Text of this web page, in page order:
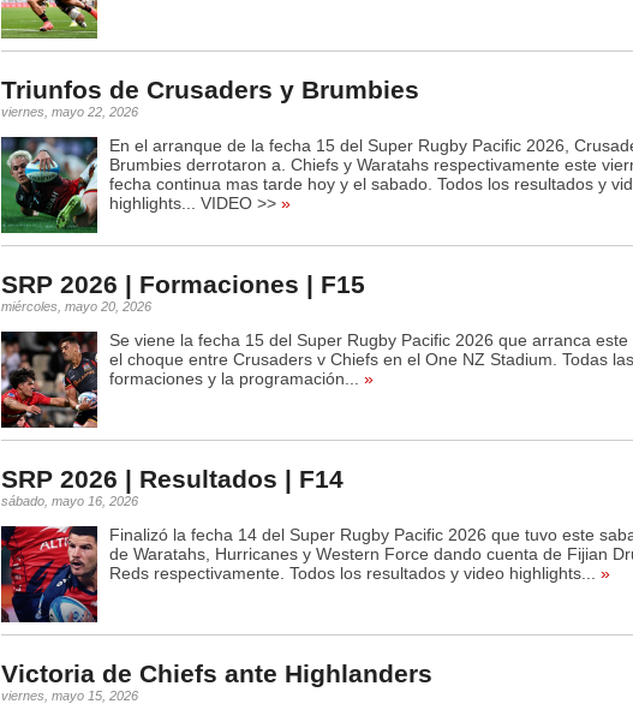
Triunfos de Crusaders y Brumbies
viernes, mayo 22, 2026
En el arranque de la fecha 15 del Super Rugby Pacific 2026,
Brumbies derrotaron a. Chiefs y Waratahs respectivamente este
fecha continua mas tarde hoy y el sabado. Todos los resultados y
highlights... VIDEO >> »
SRP 2026 | Formaciones | F15
miércoles, mayo 20, 2026
Se viene la fecha 15 del Super Rugby Pacific 2026 que arranca este
el choque entre Crusaders v Chiefs en el One NZ Stadium. Todas las
formaciones y la programación...
»
SRP 2026 | Resultados | F14
sábado, mayo 16, 2026
Finalizó la fecha 14 del Super Rugby Pacific 2026 que tuvo este
de Waratahs, Hurricanes y Western Force dando cuenta de Fijian
Reds respectivamente. Todos los resultados y video highlights...
»
Victoria de Chiefs ante Highlanders
viernes, mayo 15, 2026